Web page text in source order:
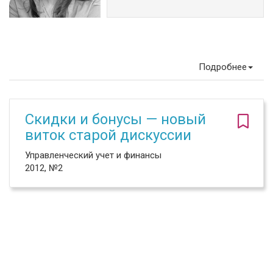
Подробнее
Скидки и бонусы — новый
виток старой дискуссии
Управленческий учет и финансы
2012, №2